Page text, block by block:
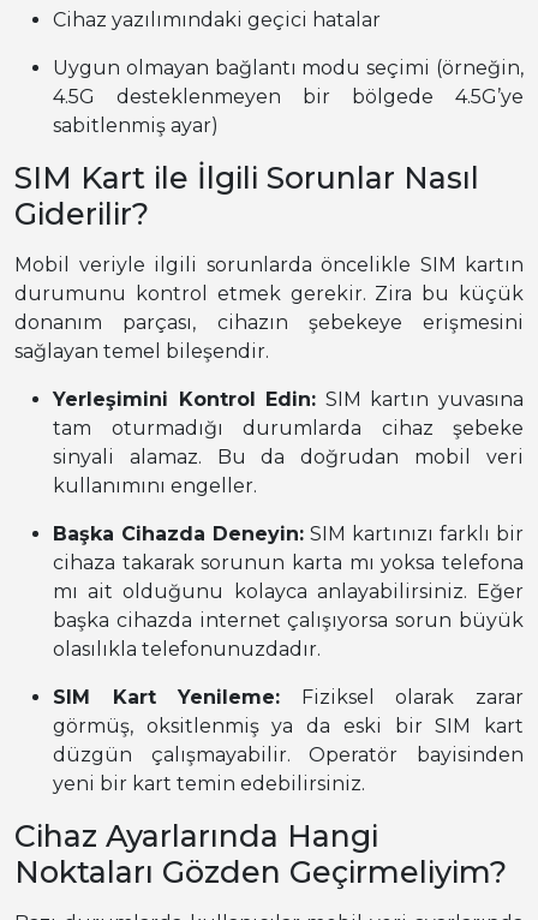
Cihaz yazılımındaki geçici hatalar
Uygun olmayan bağlantı modu seçimi (örneğin,
4.5G desteklenmeyen bir bölgede 4.5G’ye
sabitlenmiş ayar)
SIM Kart ile İlgili Sorunlar Nasıl
Giderilir?
Mobil veriyle ilgili sorunlarda öncelikle SIM kartın
durumunu kontrol etmek gerekir. Zira bu küçük
donanım parçası, cihazın şebekeye erişmesini
sağlayan temel bileşendir.
Yerleşimini Kontrol Edin: SIM kartın yuvasına
tam oturmadığı durumlarda cihaz şebeke
sinyali alamaz. Bu da doğrudan mobil veri
kullanımını engeller.
Başka Cihazda Deneyin: SIM kartınızı farklı bir
cihaza takarak sorunun karta mı yoksa telefona
mı ait olduğunu kolayca anlayabilirsiniz. Eğer
başka cihazda internet çalışıyorsa sorun büyük
olasılıkla telefonunuzdadır.
SIM Kart Yenileme: Fiziksel olarak zarar
görmüş, oksitlenmiş ya da eski bir SIM kart
düzgün çalışmayabilir. Operatör bayisinden
yeni bir kart temin edebilirsiniz.
Cihaz Ayarlarında Hangi
Noktaları Gözden Geçirmeliyim?